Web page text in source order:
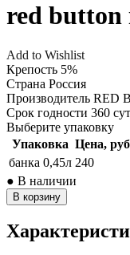
red button
Add to Wishlist
Крепость 5%
Страна Россия
Производитель RED
Срок годности 360
Выберите упаковку
Упаковка Цена,
банка 0,45л 240
● В наличии
В корзину